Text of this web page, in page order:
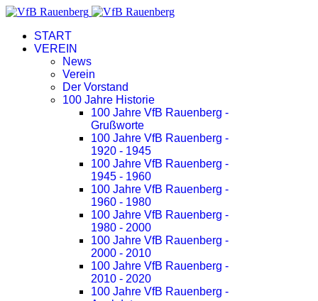
START
VEREIN
News
Verein
Der Vorstand
100 Jahre Historie
100 Jahre VfB Rauenberg -
Grußworte
100 Jahre VfB Rauenberg -
1920 - 1945
100 Jahre VfB Rauenberg -
1945 - 1960
100 Jahre VfB Rauenberg -
1960 - 1980
100 Jahre VfB Rauenberg -
1980 - 2000
100 Jahre VfB Rauenberg -
2000 - 2010
100 Jahre VfB Rauenberg -
2010 - 2020
100 Jahre VfB Rauenberg -